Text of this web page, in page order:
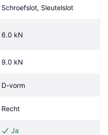
Schroefslot, Sleutelslot
6.0 kN
9.0 kN
D-vorm
Recht
Ja